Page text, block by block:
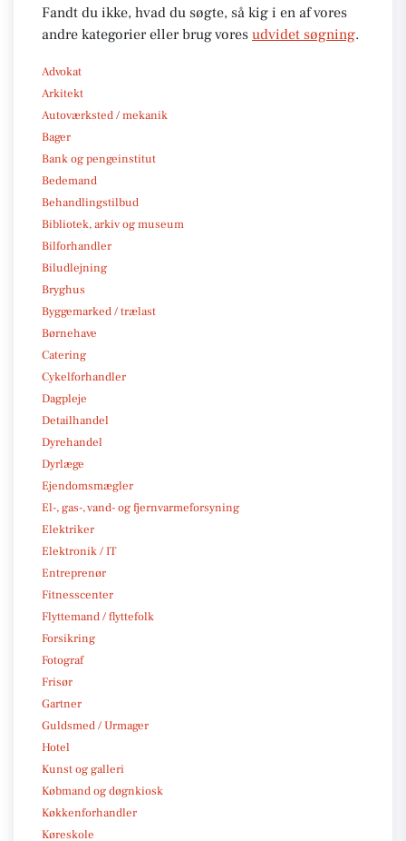
Fandt du ikke, hvad du søgte, så kig i en af vores
andre kategorier eller brug vores udvidet søgning.
Advokat
Arkitekt
Autoværksted / mekanik
Bager
Bank og pengeinstitut
Bedemand
Behandlingstilbud
Bibliotek, arkiv og museum
Bilforhandler
Biludlejning
Bryghus
Byggemarked / trælast
Børnehave
Catering
Cykelforhandler
Dagpleje
Detailhandel
Dyrehandel
Dyrlæge
Ejendomsmægler
El-, gas-, vand- og fjernvarmeforsyning
Elektriker
Elektronik / IT
Entreprenør
Fitnesscenter
Flyttemand / flyttefolk
Forsikring
Fotograf
Frisør
Gartner
Guldsmed / Urmager
Hotel
Kunst og galleri
Købmand og døgnkiosk
Køkkenforhandler
Køreskole